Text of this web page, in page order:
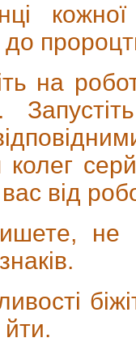
до
на
колег
вас від
не